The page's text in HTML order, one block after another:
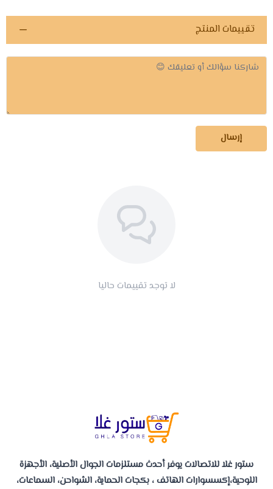
تقييمات المنتج
إرسال
لا توجد تقييمات حاليا
ستور غلا للاتصالات يوفر أحدث مستلزمات الجوال الأصلية، الأجهزة
اللوحية،إكسسوارات الهاتف ، بكجات الحماية، الشواحن، السماعات،